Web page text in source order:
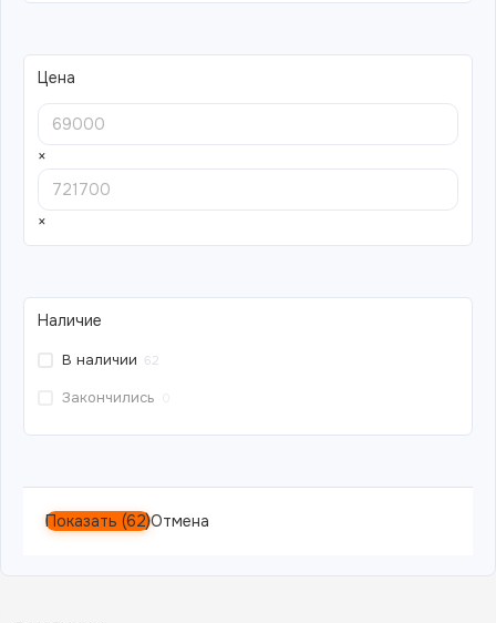
Цена
×
×
Наличие
В наличии 62
Закончились
Показать (62)Отмена